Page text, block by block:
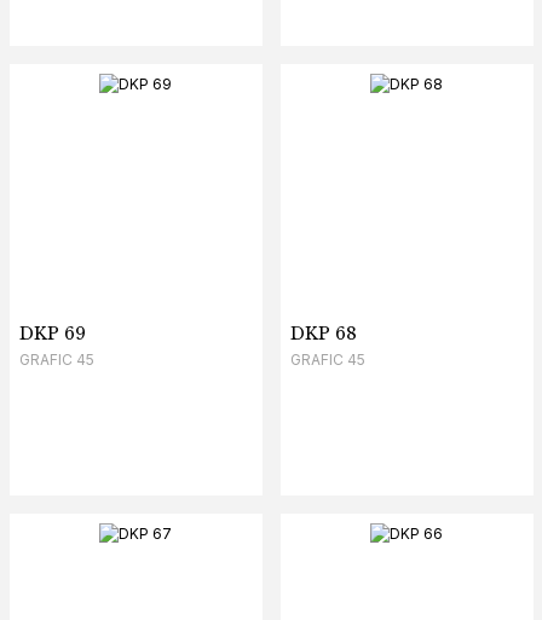
DKP 69
GRAFIC 45
DKP 68
GRAFIC 45